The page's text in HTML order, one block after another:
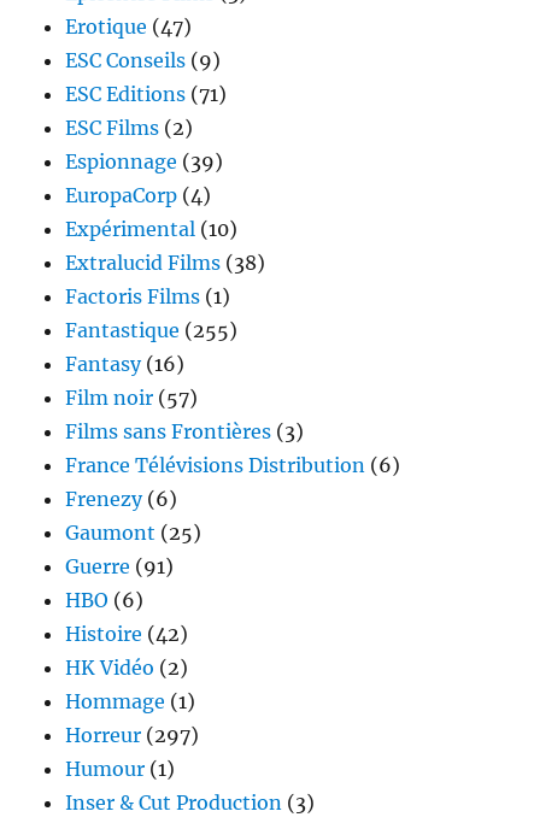
Erotique (47)
ESC Conseils (9)
ESC Editions (71)
ESC Films (2)
Espionnage (39)
EuropaCorp (4)
Expérimental (10)
Extralucid Films (38)
Factoris Films (1)
Fantastique (255)
Fantasy(16)
Film noir (57)
Films sans Frontières (3)
France Télévisions Distribution (6)
Frenezy(6)
Gaumont (25)
Guerre (91)
HBO (6)
Histoire (42)
HK Vidéo (2)
Hommage (1)
Horreur (297)
Humour (1)
Inser & Cut Production (3)